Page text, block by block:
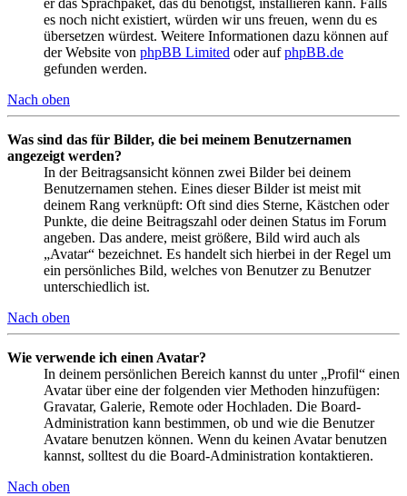
er das Sprachpaket, das du benötigst, installieren kann. Falls
es noch nicht existiert, würden wir uns freuen, wenn du es
übersetzen würdest. Weitere Informationen dazu können auf
der Website von phpBB Limited oder aufphpBB.de
gefunden werden.
Nach oben
Was sind das für Bilder, die bei meinem Benutzernamen
angezeigt werden?
In der Beitragsansicht können zwei Bilder bei deinem
Benutzernamen stehen. Eines dieser Bilder ist meist mit
deinem Rang verknüpft: Oft sind dies Sterne, Kästchen oder
Punkte, die deine Beitragszahl oder deinen Status im Forum
angeben. Das andere, meist größere, Bild wird auch als
„Avatar“ bezeichnet. Es handelt sich hierbei in der Regel um
ein persönliches Bild, welches von Benutzer zu Benutzer
unterschiedlich ist.
Nach oben
Wie verwende ich einen Avatar?
In deinem persönlichen Bereich kannst du unter „Profil“ einen
Avatar über eine der folgenden vier Methoden hinzufügen:
Gravatar, Galerie, Remote oder Hochladen. Die Board-
Administration kann bestimmen, ob und wie die Benutzer
Avatare benutzen können. Wenn du keinen Avatar benutzen
kannst, solltest du die Board-Administration kontaktieren.
Nach oben